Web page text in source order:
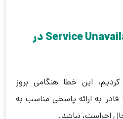
حل خطا 503 Service Unavailable در
این خطا هنگامی بروز
به ارائه پاسخی مناسب به